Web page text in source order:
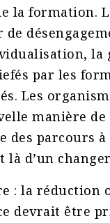
la
la
par les
Les
manière
des parcours
là d’un
: la réduction
devrait être